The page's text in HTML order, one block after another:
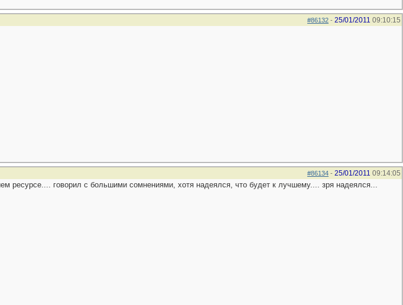
#86132 - 25/01/2011 09:10:15
#86134 - 25/01/2011 09:14:05
ресурсе.... говорил с большими сомнениями, хотя надеялся, что будет к лучшему.... зря надеялся...